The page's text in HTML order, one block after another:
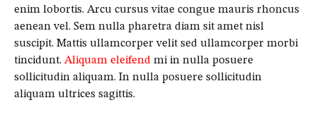
enim lobortis. Arcu cursus vitae congue mauris rhoncus
aenean vel. Sem nulla pharetra diam sit amet nisl
suscipit. Mattis ullamcorper velit sed ullamcorper morbi
tincidunt. Aliquam eleifend mi in nulla posuere
sollicitudin aliquam. In nulla posuere sollicitudin
aliquam ultrices sagittis.